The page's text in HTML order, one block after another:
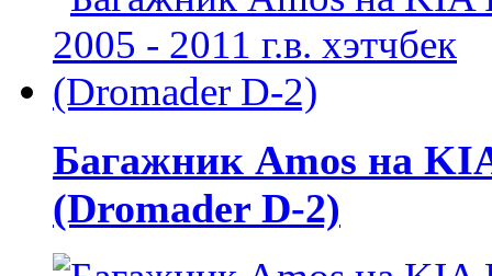
Багажник Amos на
(Dromader D-2)